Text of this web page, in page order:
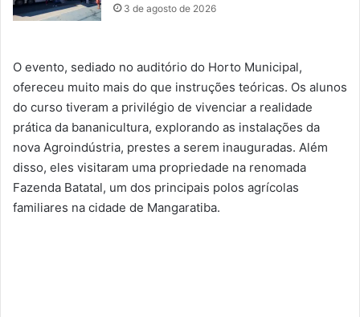
3 de agosto de 2026
O evento, sediado no auditório do Horto Municipal,
ofereceu muito mais do que instruções teóricas. Os alunos
do curso tiveram a privilégio de vivenciar a realidade
prática da bananicultura, explorando as instalações da
nova Agroindústria, prestes a serem inauguradas. Além
disso, eles visitaram uma propriedade na renomada
Fazenda Batatal, um dos principais polos agrícolas
familiares na cidade de Mangaratiba.